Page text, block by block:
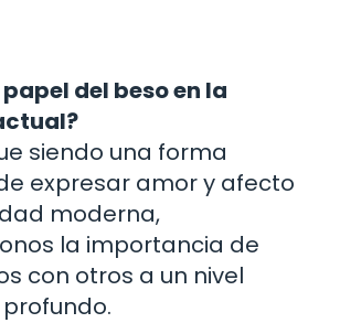
del beso en la
siendo una forma
expresar amor y afecto
moderna,
la importancia de
con otros a un nivel